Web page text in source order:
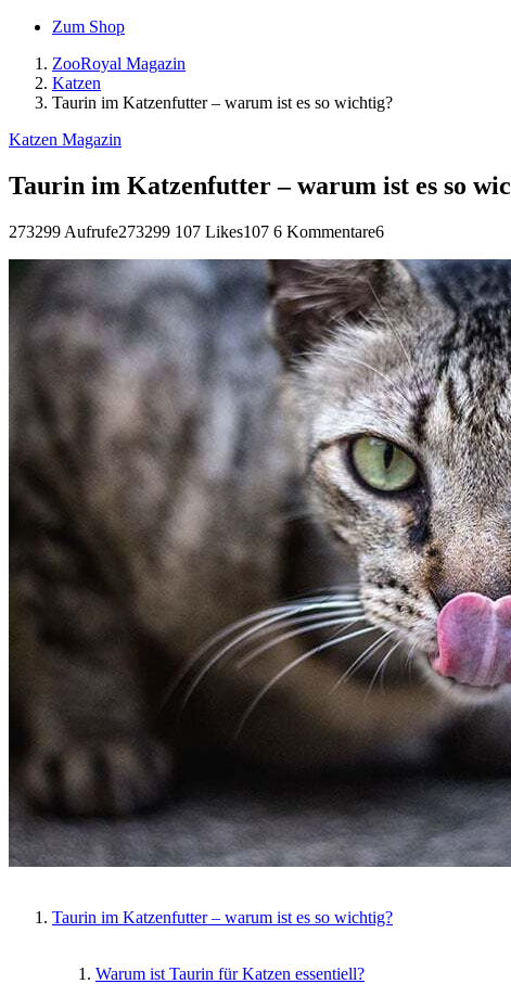
Zum Shop
ZooRoyal Magazin
Katzen
Taurin im Katzenfutter – warum ist es so wichtig?
Katzen Magazin
Taurin im Katzenfutter – warum ist es so
273299 Aufrufe273299 107 Likes107 6 Kommentare6
Taurin im Katzenfutter – warum ist es so wichtig?
Warum ist Taurin für Katzen essentiell?